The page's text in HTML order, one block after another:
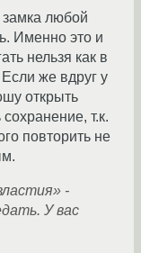
любой
Именно это и
нельзя как в
же вдруг у
открыть
т.к.
повторить не
-
У вас